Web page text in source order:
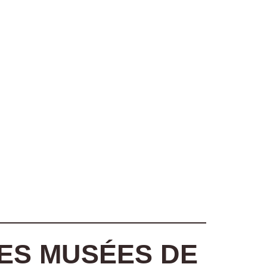
MUSÉES DE